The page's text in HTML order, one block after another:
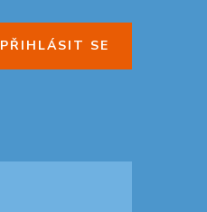
PŘIHLÁSIT SE